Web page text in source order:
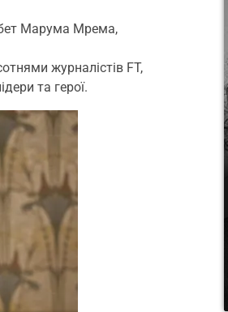
Марума Мрема,
журналістів FT,
та герої.